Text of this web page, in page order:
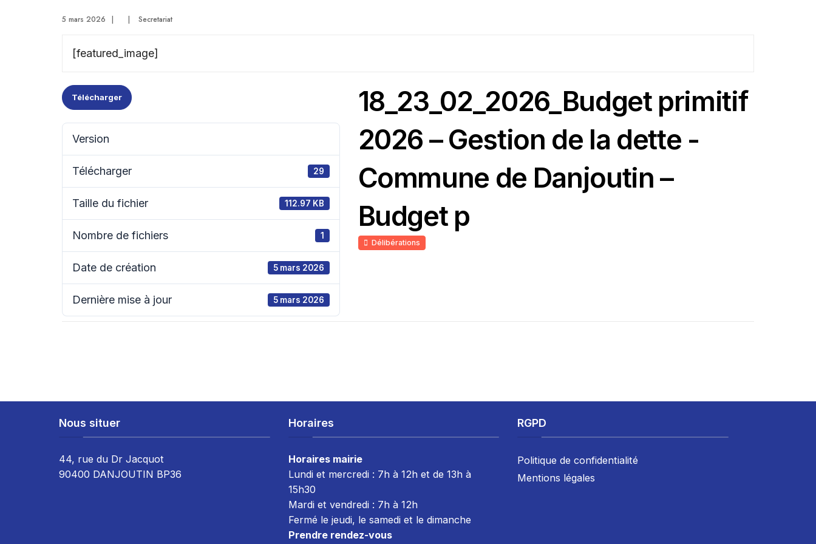
5 mars 2026 | | Secretariat
[featured_image]
Télécharger
Version
Télécharger 29
Taille du fichier 112.97 KB
Nombre de fichiers 1
Date de création 5 mars 2026
Dernière mise à jour 5 mars 2026
18_23_02_2026_Budget primitif
2026 – Gestion de la dette -
Commune de Danjoutin –
Budget p
Délibérations
Nous situer
44, rue du Dr Jacquot
90400 DANJOUTIN BP36
Horaires
Horaires mairie
Lundi et mercredi : 7h à 12h et de 13h à
15h30
Mardi et vendredi : 7h à 12h
Fermé le jeudi, le samedi et le dimanche
Prendre rendez-vous
RGPD
Politique de confidentialité
Mentions légales